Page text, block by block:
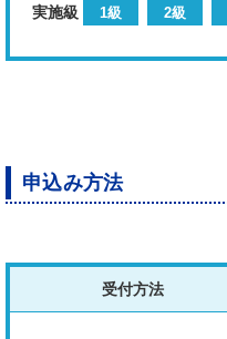
実施級 1級 2級
申込み方法
受付方法